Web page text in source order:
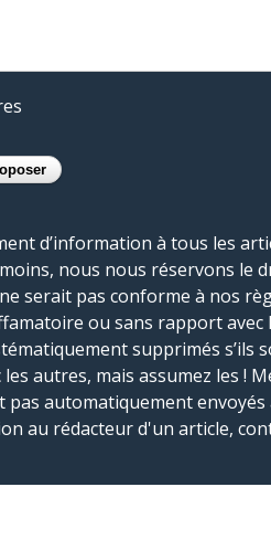
d’information à tous les
nous nous réservons le
serait pas conforme à nos
ou sans rapport avec
supprimés s’ils
autres, mais assumez les !
automatiquement envoyés
au rédacteur d'un article,